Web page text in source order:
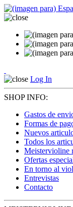
Log In
SHOP INFO:
Gastos de
Formas de
Nuevos
Todos los
Meistervioline
Ofertas
En torno al
Entrevistas
Contacto